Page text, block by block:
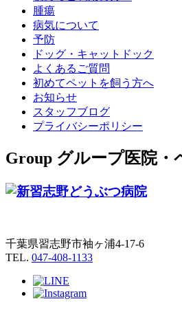
腫瘍
病気について
予防
ドッグ・キャットドック
よくあるご質問
初めてペットを飼う方へ
お知らせ
スタッフブログ
プライバシーポリシー
Group グループ医院・
千葉県習志野市袖ヶ浦4-17-6
TEL. 047-408-1133